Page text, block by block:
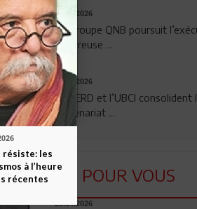
29.07.2026
Le Groupe QNB poursuit
rigoureuse ...
24.07.2026
La BERD et l’UBCI consolident
partenariat ...
LU POUR VOUS
23.04.2026
résiste: les
à l’heure
récentes